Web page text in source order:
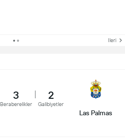
Ileri
3
Beraberelikler
2
Galibiyetler
Las Palmas